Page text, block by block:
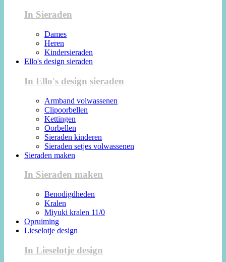
In Sieraden
Dames
Heren
Kindersieraden
Ello's design sieraden
In Ello's design sieraden
Armband volwassenen
Clipoorbellen
Kettingen
Oorbellen
Sieraden kinderen
Sieraden setjes volwassenen
Sieraden maken
In Sieraden maken
Benodigdheden
Kralen
Miyuki kralen 11/0
Opruiming
Lieselotje design
In Lieselotje design